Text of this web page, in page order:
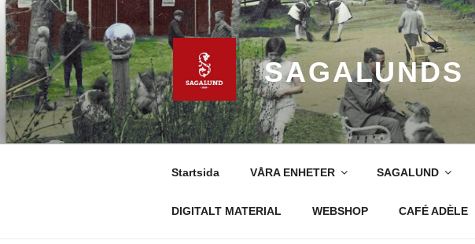
Hoppa
till
innehåll
SAGALUNDS
Startsida VÅRA ENHETER SAGALUND
DIGITALT MATERIAL WEBSHOP CAFÉ ADÈLE